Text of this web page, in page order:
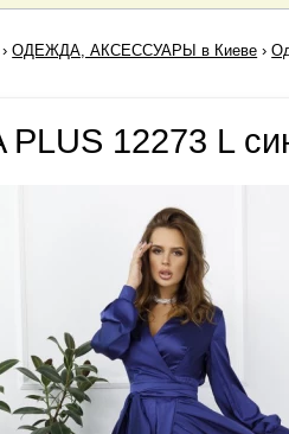
›ОДЕЖДА, АКСЕССУАРЫ в Киеве ›
PLUS 12273 L